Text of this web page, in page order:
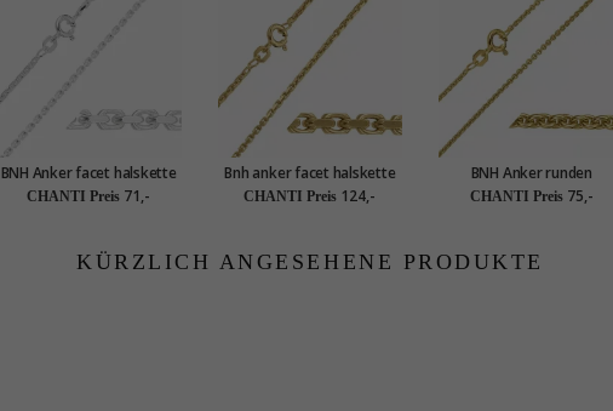
BNH Anker facet halskette
aus Silber 55 cm x 1,7 mm
CHANTI Preis 71,-
Bnh anker facet halskette
aus vergoldetem
CHANTI Preis 124,-
BNH Anker runden
Halskette aus vergoldetem
CHANTI Preis 75,-
KÜRZLICH ANGESEHENE PRODUKTE